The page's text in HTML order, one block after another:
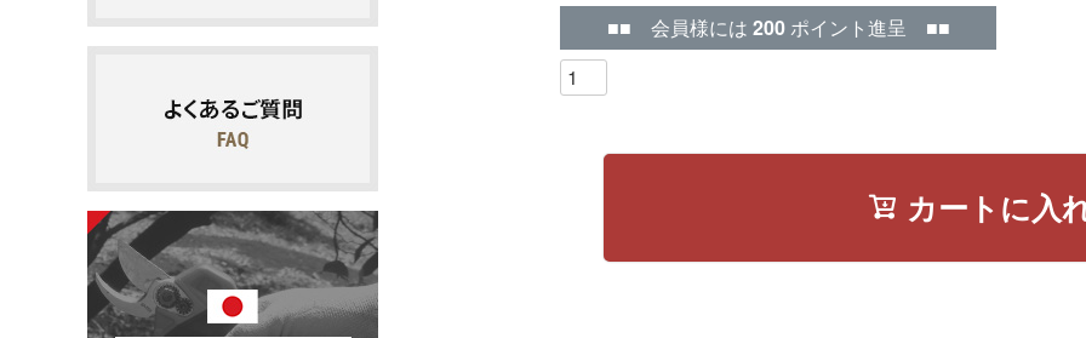
■■ 会員様には 200 ポイント進呈 ■■
カートに入